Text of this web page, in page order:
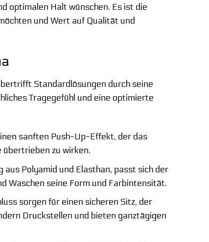
optimalen Halt wünschen. Es ist die
und Wert auf Qualität und
Standardlösungen durch seine
Tragegefühl und eine optimierte
sanften Push-Up-Effekt, der das
zu wirken.
Polyamid und Elasthan, passt sich der
Waschen seine Form und Farbintensität.
sorgen für einen sicheren Sitz, der
Druckstellen und bieten ganztägigen